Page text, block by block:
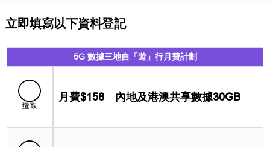
立即填寫以下資料登記
5G 數據三地自「遊」行月費計劃
月費$158 內地及港澳共享數據30GB